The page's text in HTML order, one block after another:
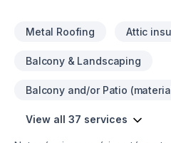
Metal Roofing Attic
Balcony & Landscaping
Balcony and/or Patio
View all 37 services